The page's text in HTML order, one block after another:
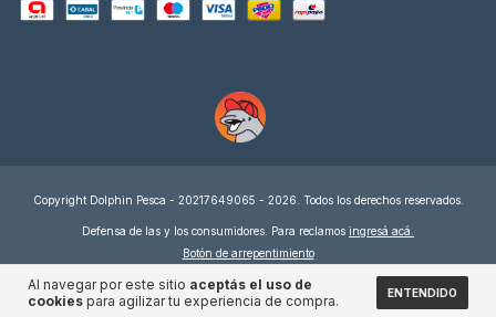
Al navegar por este sitio aceptás el uso de
cookies para agilizar tu experiencia de compra. ENTENDIDO
Copyright Dolphin Pesca - 20217649065 - 2026. Todos los derechos reservados.
Defensa de las y los consumidores. Para reclamos ingresá acá.
Botón de arrepentimiento